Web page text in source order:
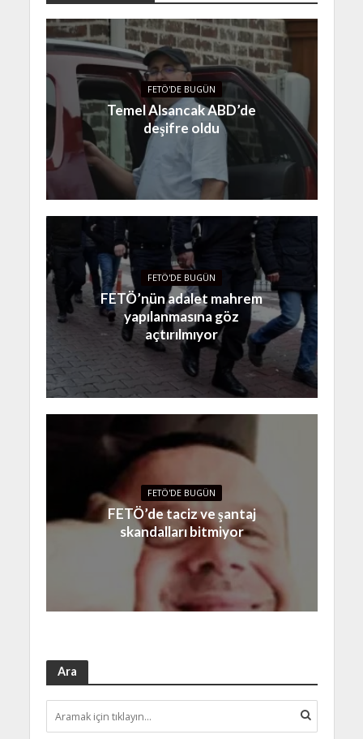
FETÖ'DE BUGÜN
Temel Alsancak ABD’de
deşifre oldu
FETÖ'DE BUGÜN
FETÖ’nün adalet mahrem
yapılanmasına göz
açtırılmıyor
FETÖ'DE BUGÜN
FETÖ’de taciz ve şantaj
skandalları bitmiyor
Ara